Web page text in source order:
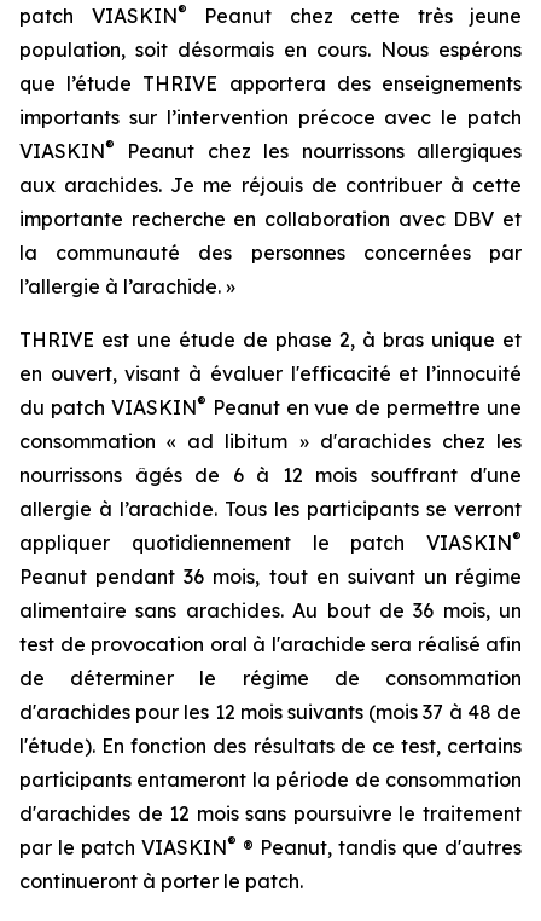
patch VIASKIN®
Peanut chez cette très jeune
population, soit désormais en cours. Nous espérons
que l’étude THRIVE apportera des enseignements
importants sur l’intervention précoce avec le patch
VIASKIN®
Peanut chez les nourrissons allergiques
aux arachides. Je me réjouis de contribuer à cette
importante recherche en collaboration avec DBV et
la communauté des personnes concernées par
l’allergie à l’arachide. »
THRIVE est une étude de phase 2, à bras unique et
en ouvert, visant à évaluer l'efficacité et l’innocuité
du patch VIASKIN® Peanut en vue de permettre une
consommation « ad libitum » d'arachides chez les
nourrissons âgés de 6 à 12 mois souffrant d'une
allergie à l’arachide. Tous les participants se verront
appliquer quotidiennement le patch VIASKIN®
Peanut pendant 36 mois, tout en suivant un régime
alimentaire sans arachides. Au bout de 36 mois, un
test de provocation oral à l'arachide sera réalisé afin
de déterminer le régime de consommation
d'arachides pour les 12 mois suivants (mois 37 à 48 de
l'étude). En fonction des résultats de ce test, certains
participants entameront la période de consommation
d'arachides de 12 mois sans poursuivre le traitement
par le patch VIASKIN® ® Peanut, tandis que d'autres
continueront à porter le patch.